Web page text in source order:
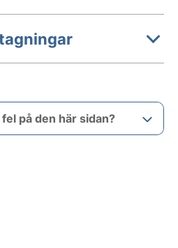
på den här sidan?